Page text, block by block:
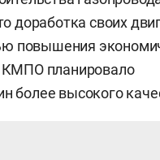
доработка своих
повышения
КМПО планировало
более высокого